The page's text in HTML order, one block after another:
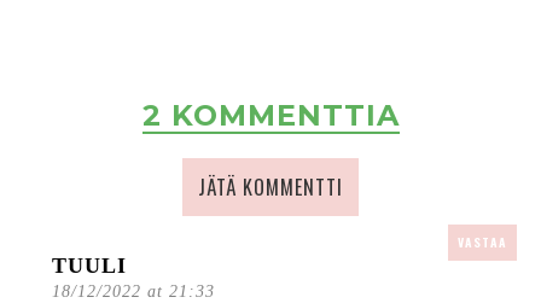
2 KOMMENTTIA
JÄTÄ KOMMENTTI
TUULI
18/12/2022 at 21:33
VASTAA